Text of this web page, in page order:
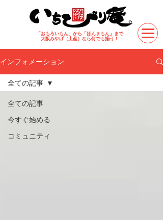
「おもろいもん」から「ほんまもん」まで
​大阪みやげ（土産）なら何でも揃う！
インフォメーション
全ての記事
今すぐ始める
コミュニティ
全ての記事